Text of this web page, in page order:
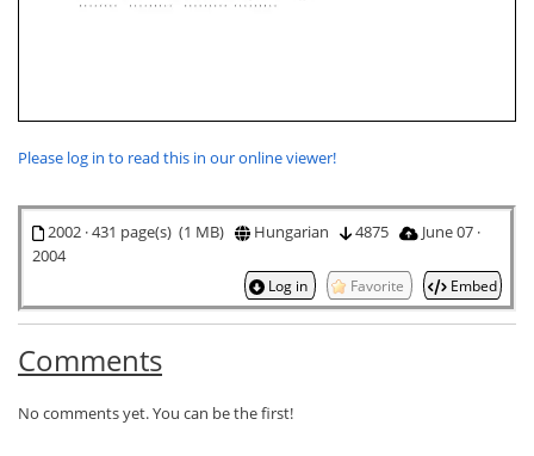
Please log in to read this in our online viewer!
2002 · 431 page(s) (1 MB) Hungarian 4875
June 07 ·
2004
Log in Favorite Embed
Comments
No comments yet. You can be the first!